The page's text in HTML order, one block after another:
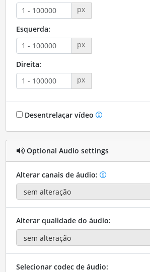
px
Esquerda:
px
Direita:
px
Desentrelaçar vídeo
Optional Audio settings
Alterar canais de áudio:
Alterar qualidade do áudio:
Selecionar codec de áudio: